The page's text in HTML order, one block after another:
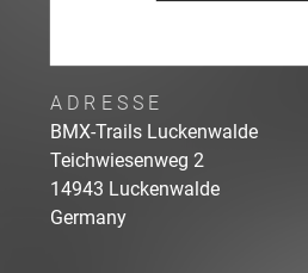
ADRESSE
BMX-Trails Luckenwalde
Teichwiesenweg 2
14943 Luckenwalde
Germany